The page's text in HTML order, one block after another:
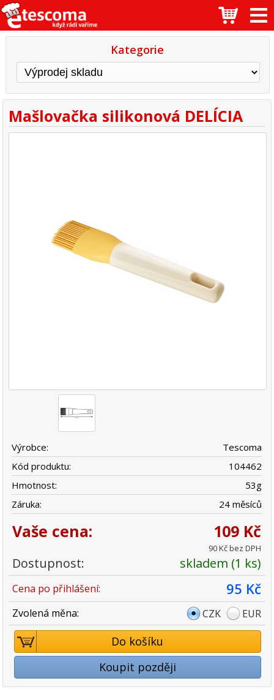
Kategorie
Mašlovačka silikonová DELÍCIA
Výrobce:
Tescoma
Kód produktu:
104462
Hmotnost:
53g
Záruka:
24 měsíců
Vaše cena: 109 Kč
90 Kč bez DPH
Dostupnost: skladem (1 ks)
Cena po přihlášení: 95 Kč
Zvolená měna: CZK EUR
Do košíku
Koupit později